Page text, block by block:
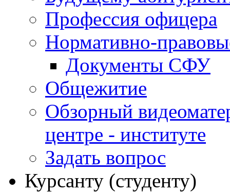
Профессия офицера
Нормативно-
Документы СФУ
Общежитие
Обзорный
центре - институте
Задать вопрос
Курсанту (студенту)